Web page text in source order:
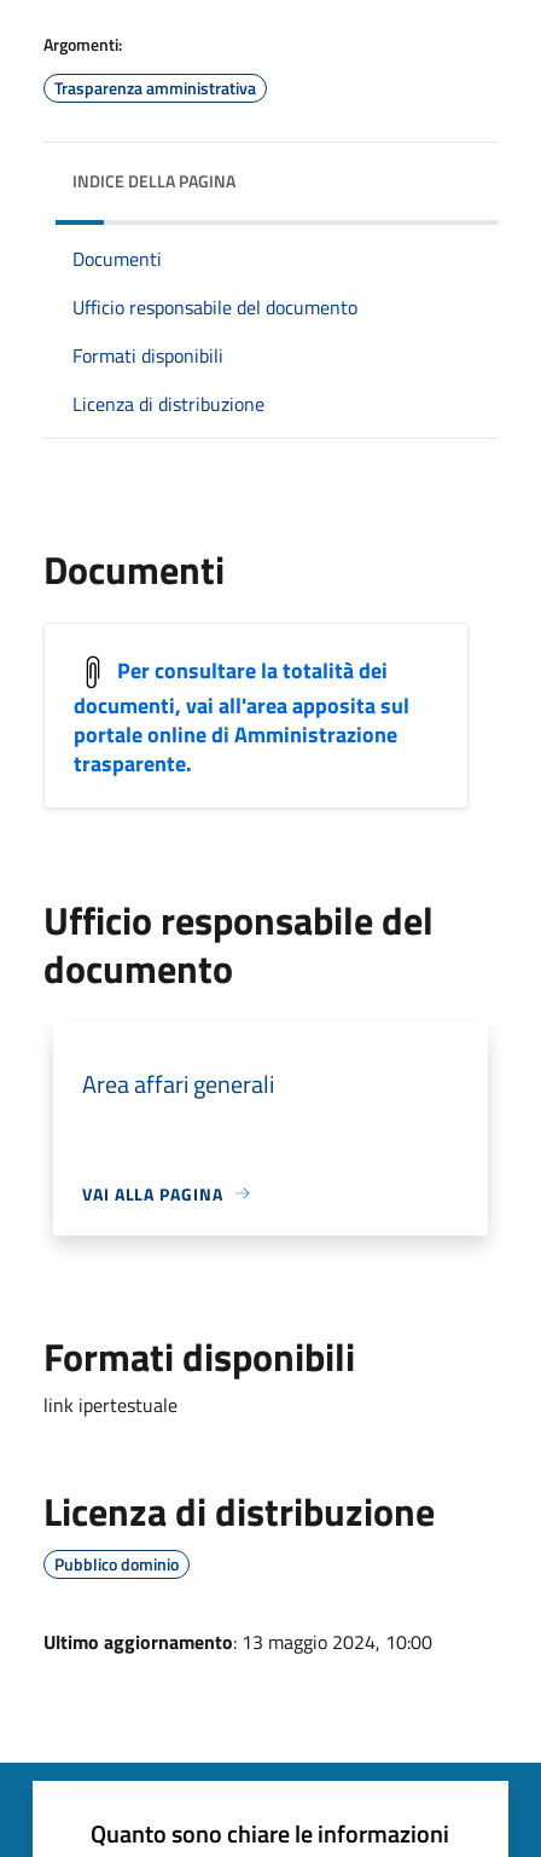
Argomenti:
Trasparenza amministrativa
INDICE DELLA PAGINA
Documenti
Ufficio responsabile del documento
Formati disponibili
Licenza di distribuzione
Documenti
Per consultare la totalità dei
documenti, vai all'area apposita sul
portale online di Amministrazione
trasparente.
Ufficio responsabile del
documento
Area affari generali
VAI ALLA PAGINA
Formati disponibili
link ipertestuale
Licenza di distribuzione
Pubblico dominio
Ultimo aggiornamento: 13 maggio 2024, 10:00
Quanto sono chiare le informazioni